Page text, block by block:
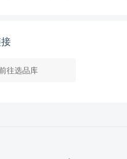
往选品库